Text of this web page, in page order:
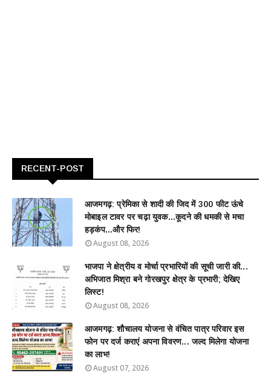
RECENT-POST
आजमगढ़: प्रेमिका से शादी की जिद में 300 फीट ऊंचे
मोबाइल टावर पर चढ़ा युवक...कूदने की धमकी से मचा
हड़कंप...और फिर!
August 08, 2026
भाजपा ने क्षेत्रीय व मोर्चा प्रभारियों की सूची जारी की...
अभिजात मिश्रा बने गोरखपुर क्षेत्र के प्रभारी; देखिए
लिस्ट!
August 08, 2026
आजमगढ़: शौचालय योजना से वंचित पात्र परिवार इस
फोन पर दर्ज कराएं अपना विवरण... जल्द मिलेगा योजना
का लाभ!
August 07, 2026